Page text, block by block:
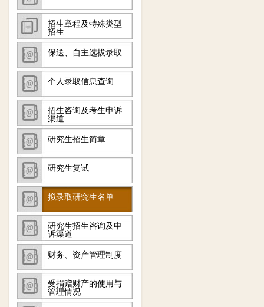
招生章程及特殊类型
招生
保送、自主选拔录取
个人录取信息查询
招生咨询及考生申诉
渠道
研究生招生简章
研究生复试
拟录取研究生名单
研究生招生咨询及申
诉渠道
财务、资产管理制度
受捐赠财产的使用与
管理情况